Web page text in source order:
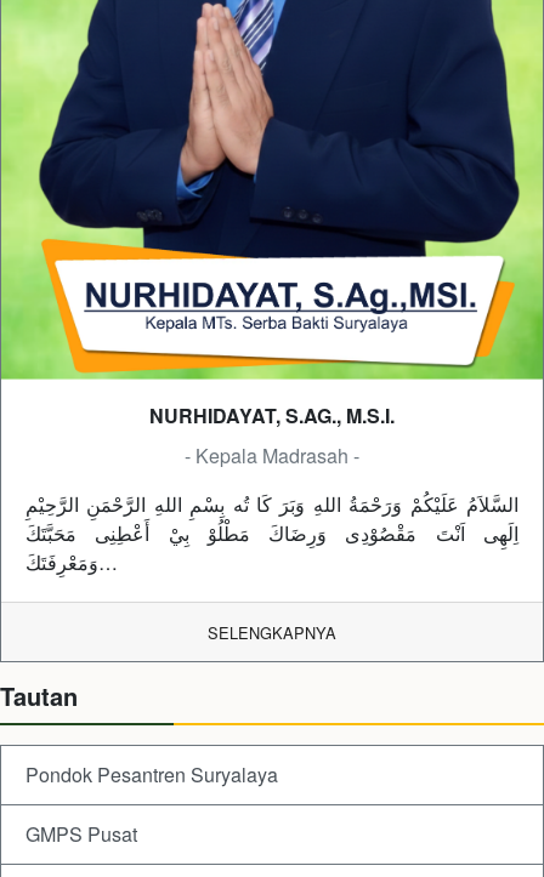
NURHIDAYAT, S.AG., M.S.I.
- Kepala Madrasah -
السَّلاَمُ عَلَيْكُمْ وَرَحْمَةُ اللهِ وَبَرَ كَا تُه بِسْمِ اللهِ الرَّحْمَنِ الرَّحِيْمِ
اِلَهِى اَنْتَ مَقْصُوْدِى وَرِضَاكَ مَطْلُوْ بِيْ أَعْطِنِى مَحَبَّتَكَ
وَمَعْرِفَتَكَ…
SELENGKAPNYA
Tautan
Pondok Pesantren Suryalaya
GMPS Pusat